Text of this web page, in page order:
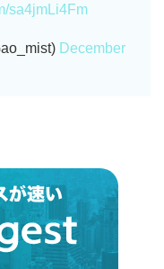
sa4jmLi4Fm
December